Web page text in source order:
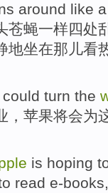
around like a
苍蝇一样四处
地坐在那儿看
could turn the
， 苹果将会为
is hoping
read e-books